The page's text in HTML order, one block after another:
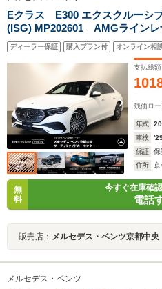
Eクラス E300 エクスクルーシ
(ISG) MP202601 AMGラインレ
ジタルインテリアMBUXハイパ
ターベンチレーター3Dコックピ
ートポーラーホワイト
ディーラー保証 購入プラン付 オンライン相
支払総額
残価ロー
年式
車検
保証
保
住所
京
無
料
今すぐ在庫確
電話
販売店： メルセデス・ベンツ京都中央
メルセデス・ベンツ